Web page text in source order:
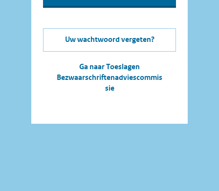
Uw wachtwoord vergeten?
Ga naar Toeslagen
Bezwaarschriftenadviescommis
sie